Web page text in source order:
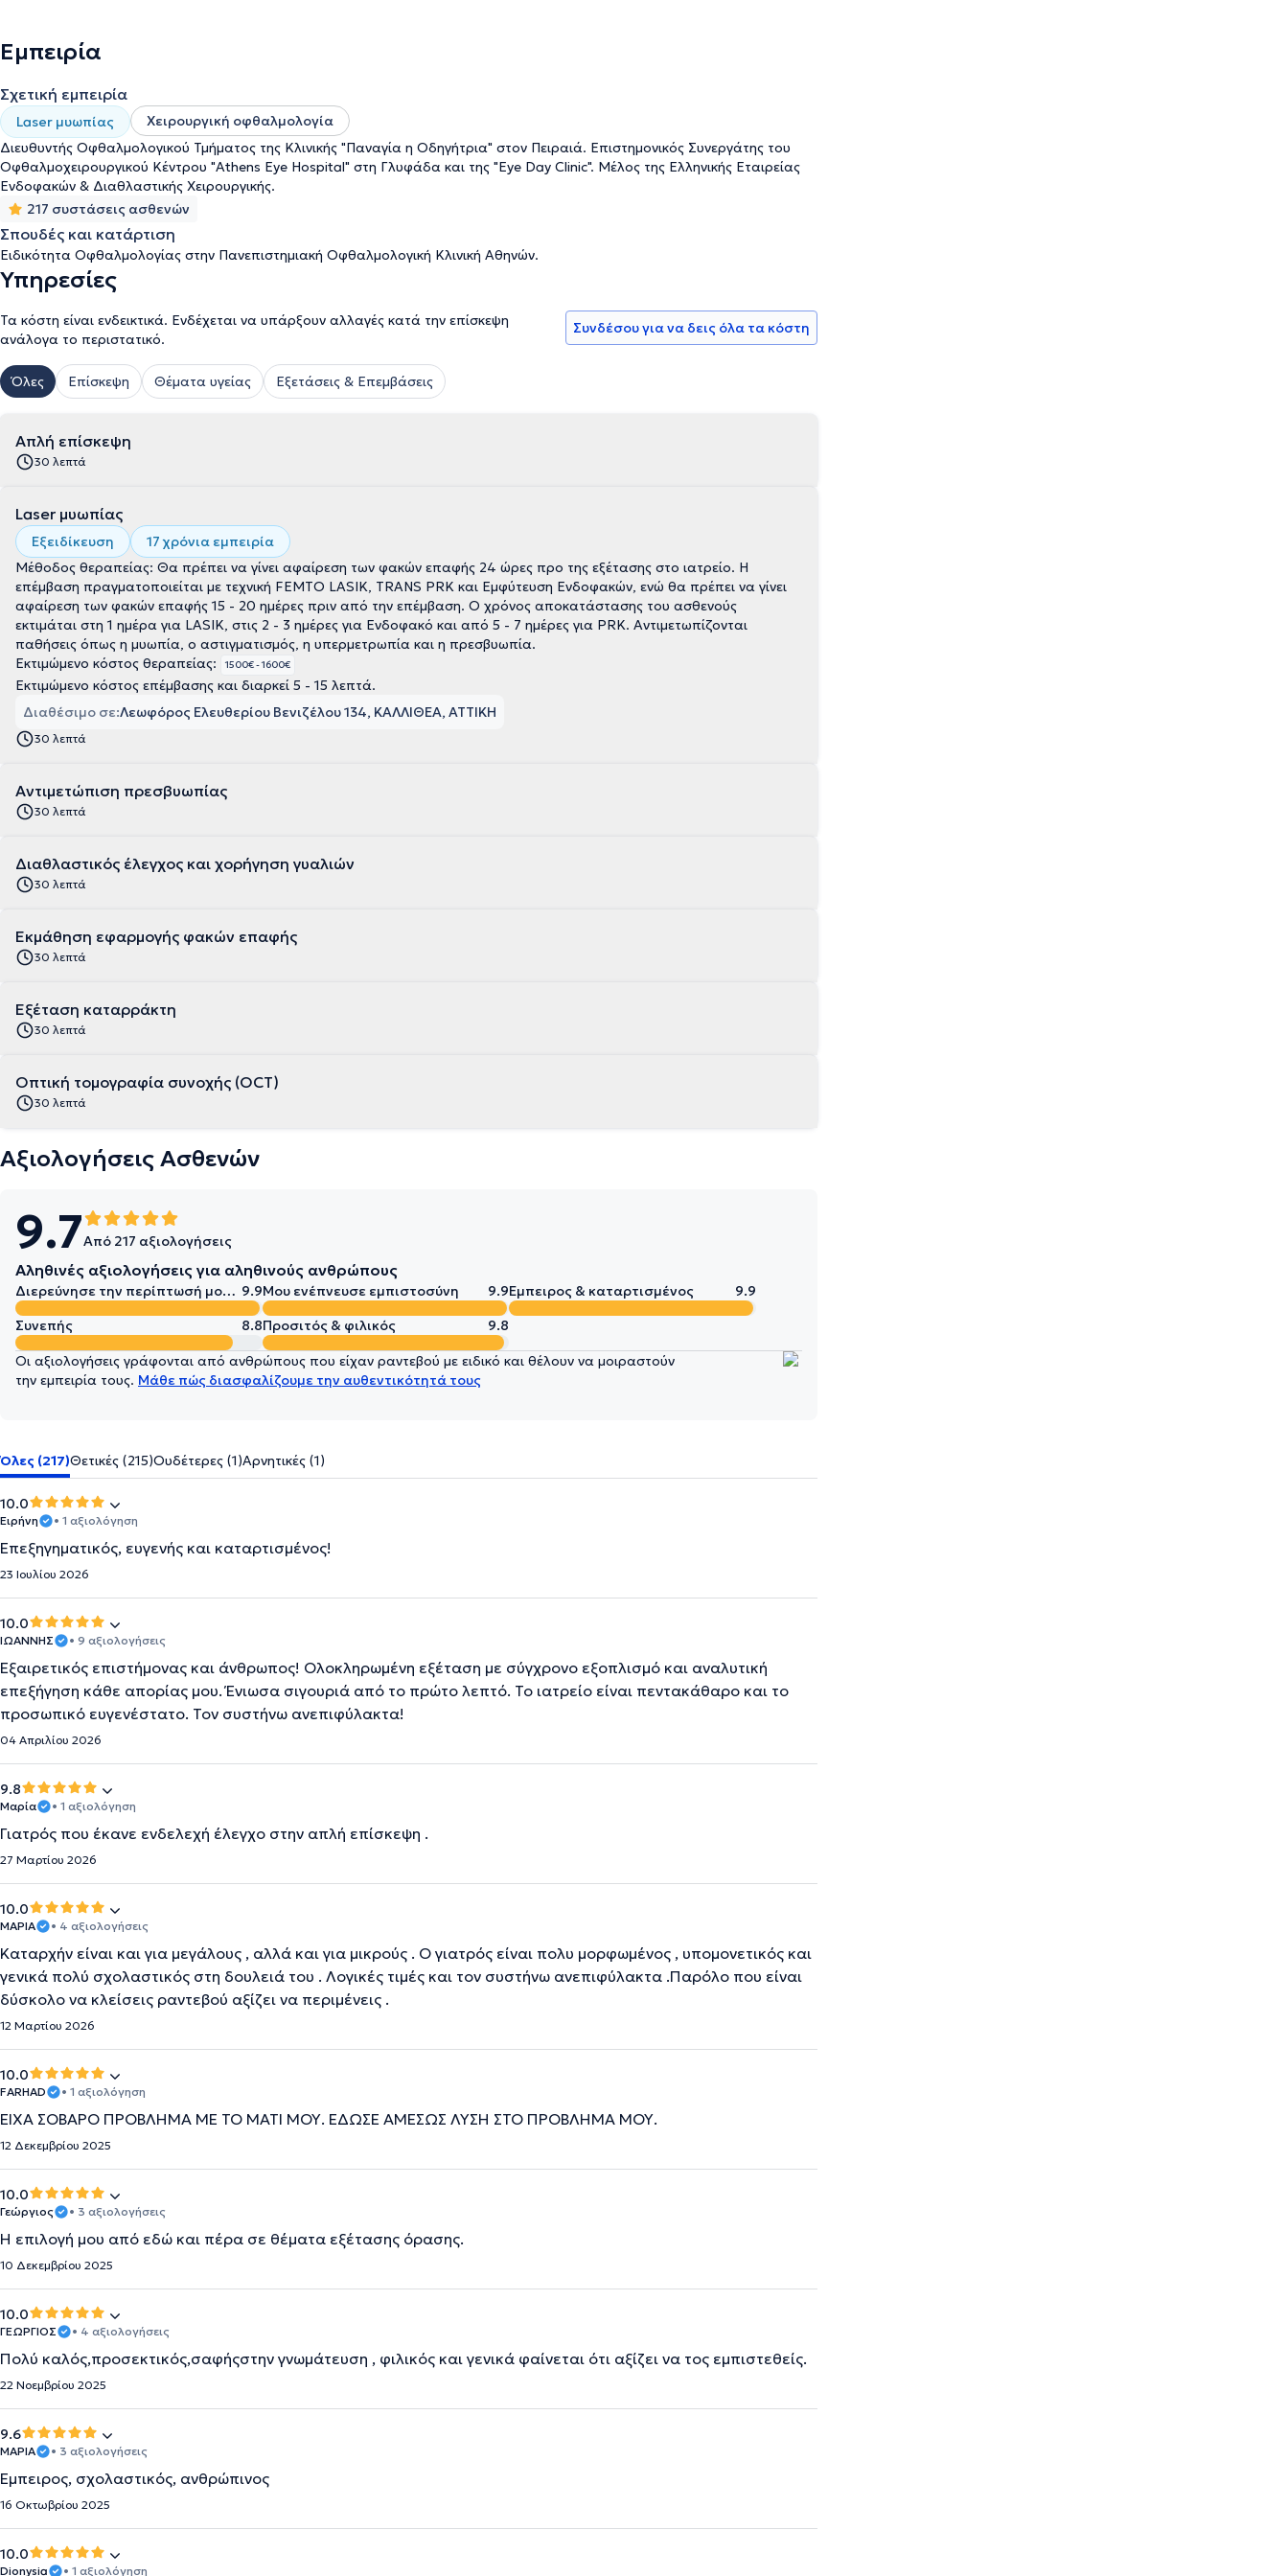
Εμπειρία
Σχετική εμπειρία
Laser μυωπίας
Χειρουργική οφθαλμολογία
Διευθυντής Οφθαλμολογικού Τμήματος της Κλινικής "Παναγία η Οδηγήτρια" στον Πειραιά. Επιστημονικός Συνεργάτης του
Οφθαλμοχειρουργικού Κέντρου "Athens Eye Hospital" στη Γλυφάδα και της "Eye Day Clinic". Μέλος της Ελληνικής Εταιρείας
Ενδοφακών & Διαθλαστικής Χειρουργικής.
217 συστάσεις ασθενών
Σπουδές και κατάρτιση
Ειδικότητα Οφθαλμολογίας στην Πανεπιστημιακή Οφθαλμολογική Κλινική Αθηνών.
Υπηρεσίες
Τα κόστη είναι ενδεικτικά. Ενδέχεται να υπάρξουν αλλαγές κατά την επίσκεψη
ανάλογα το περιστατικό.
Συνδέσου για να δεις όλα τα κόστη
Όλες Επίσκεψη Θέματα υγείας Εξετάσεις & Επεμβάσεις
Απλή επίσκεψη
30 λεπτά
Laser μυωπίας
Εξειδίκευση
17 χρόνια εμπειρία
Μέθοδος θεραπείας: Θα πρέπει να γίνει αφαίρεση των φακών επαφής 24 ώρες προ της εξέτασης στο ιατρείο. Η
επέμβαση πραγματοποιείται με τεχνική FEMTO LASIK, TRANS PRK και Εμφύτευση Ενδοφακών, ενώ θα πρέπει να γίνει
αφαίρεση των φακών επαφής 15 - 20 ημέρες πριν από την επέμβαση. Ο χρόνος αποκατάστασης του ασθενούς
εκτιμάται στη 1 ημέρα για LASIK, στις 2 - 3 ημέρες για Ενδοφακό και από 5 - 7 ημέρες για PRK. Αντιμετωπίζονται
παθήσεις όπως η μυωπία, ο αστιγματισμός, η υπερμετρωπία και η πρεσβυωπία.
Εκτιμώμενο κόστος θεραπείας:
1500€ - 1600€
Εκτιμώμενο κόστος επέμβασης και διαρκεί 5 - 15 λεπτά.
Διαθέσιμο σε:Λεωφόρος Ελευθερίου Βενιζέλου 134, ΚΑΛΛΙΘΕΑ, ΑΤΤΙΚΗ
30 λεπτά
Αντιμετώπιση πρεσβυωπίας
30 λεπτά
Διαθλαστικός έλεγχος και χορήγηση γυαλιών
30 λεπτά
Εκμάθηση εφαρμογής φακών επαφής
30 λεπτά
Εξέταση καταρράκτη
30 λεπτά
Οπτική τομογραφία συνοχής (OCT)
30 λεπτά
Αξιολογήσεις Ασθενών
9.7Από 217 αξιολογήσεις
Αληθινές αξιολογήσεις για αληθινούς ανθρώπους
Διερεύνησε την περίπτωσή μου σε βάθος 9.9Μου ενέπνευσε εμπιστοσύνη 9.9Έμπειρος & καταρτισμένος
9.9
Συνεπής
8.8Προσιτός & φιλικός 9.8
Οι αξιολογήσεις γράφονται από ανθρώπους που είχαν ραντεβού με ειδικό και θέλουν να μοιραστούν
την εμπειρία τους. Μάθε πώς διασφαλίζουμε την αυθεντικότητά τους
Όλες (217)Θετικές (215)Ουδέτερες (1)Αρνητικές (1)
10.0
Ειρήνη • 1 αξιολόγηση
Επεξηγηματικός, ευγενής και καταρτισμένος!
23 Ιουλίου 2026
10.0
ΙΩΑΝΝΗΣ • 9 αξιολογήσεις
Εξαιρετικός επιστήμονας και άνθρωπος! Ολοκληρωμένη εξέταση με σύγχρονο εξοπλισμό και αναλυτική
επεξήγηση κάθε απορίας μου. Ένιωσα σιγουριά από το πρώτο λεπτό. Το ιατρείο είναι πεντακάθαρο και το
προσωπικό ευγενέστατο. Τον συστήνω ανεπιφύλακτα!
04 Απριλίου 2026
9.8
Μαρία • 1 αξιολόγηση
Γιατρός που έκανε ενδελεχή έλεγχο στην απλή επίσκεψη .
27 Μαρτίου 2026
10.0
ΜΑΡΙΑ • 4 αξιολογήσεις
Καταρχήν είναι και για μεγάλους , αλλά και για μικρούς . Ο γιατρός είναι πολυ μορφωμένος , υπομονετικός και
γενικά πολύ σχολαστικός στη δουλειά του . Λογικές τιμές και τον συστήνω ανεπιφύλακτα .Παρόλο που είναι
δύσκολο να κλείσεις ραντεβού αξίζει να περιμένεις .
12 Μαρτίου 2026
10.0
FARHAD • 1 αξιολόγηση
ΕΙΧΑ ΣΟΒΑΡΟ ΠΡΟΒΛΗΜΑ ΜΕ ΤΟ ΜΑΤΙ ΜΟΥ. ΕΔΩΣΕ ΑΜΕΣΩΣ ΛΥΣΗ ΣΤΟ ΠΡΟΒΛΗΜΑ ΜΟΥ.
12 Δεκεμβρίου 2025
10.0
Γεώργιος • 3 αξιολογήσεις
Η επιλογή μου από εδώ και πέρα σε θέματα εξέτασης όρασης.
10 Δεκεμβρίου 2025
10.0
ΓΕΩΡΓΙΟΣ • 4 αξιολογήσεις
Πολύ καλός,προσεκτικός,σαφήςστην γνωμάτευση , φιλικός και γενικά φαίνεται ότι αξίζει να τος εμπιστεθείς.
22 Νοεμβρίου 2025
9.6
ΜΑΡΙΑ • 3 αξιολογήσεις
Έμπειρος, σχολαστικός, ανθρώπινος
16 Οκτωβρίου 2025
10.0
Dionysia • 1 αξιολόγηση